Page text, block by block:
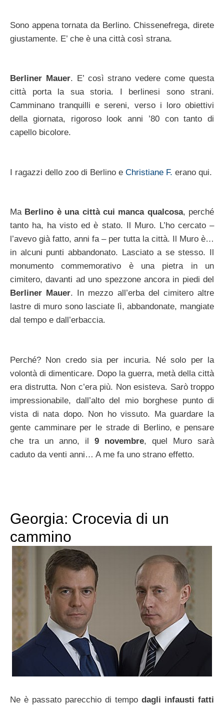
Sono appena tornata da Berlino. Chissenefrega, direte
giustamente. E’ che è una città così strana.
Berliner Mauer. E’ così strano vedere come questa
città porta la sua storia. I berlinesi sono strani.
Camminano tranquilli e sereni, verso i loro obiettivi
della giornata, rigoroso look anni ’80 con tanto di
capello bicolore.
I ragazzi dello zoo di Berlino e Christiane F. erano qui.
Ma Berlino è una città cui manca qualcosa, perché
tanto ha, ha visto ed è stato. Il Muro. L’ho cercato –
l’avevo già fatto, anni fa – per tutta la città. Il Muro è…
in alcuni punti abbandonato. Lasciato a se stesso. Il
monumento commemorativo è una pietra in un
cimitero, davanti ad uno spezzone ancora in piedi del
Berliner Mauer. In mezzo all’erba del cimitero altre
lastre di muro sono lasciate lì, abbandonate, mangiate
dal tempo e dall’erbaccia.
Perché? Non credo sia per incuria. Né solo per la
volontà di dimenticare. Dopo la guerra, metà della città
era distrutta. Non c’era più. Non esisteva. Sarò troppo
impressionabile, dall’alto del mio borghese punto di
vista di nata dopo. Non ho vissuto. Ma guardare la
gente camminare per le strade di Berlino, e pensare
che tra un anno, il 9 novembre, quel Muro sarà
caduto da venti anni… A me fa uno strano effetto.
Georgia: Crocevia di un
cammino
Ne è passato parecchio di tempo dagli infausti fatti